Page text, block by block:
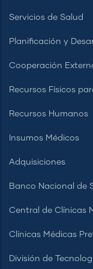
Servicios de Salud
Planificación y
Cooperación
Recursos Físicos
Recursos Humanos
Insumos Médicos
Adquisiciones
Banco Nacional de
Central de Clínicas
Clínicas Médicas
División de